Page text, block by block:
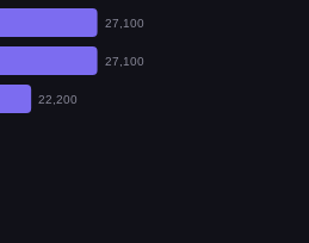
27,100
27,100
22,200